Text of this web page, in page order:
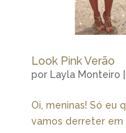
Look Pink Verão
por Layla Monteiro
Oi, meninas! Só eu
vamos derreter em